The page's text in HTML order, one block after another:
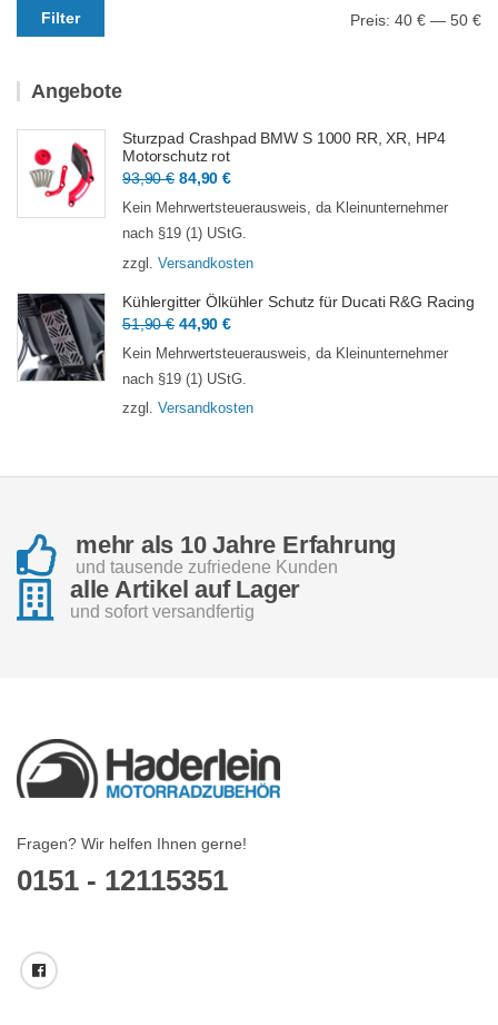
Min.
Preis
Max.
Preis
Filter Preis: 40 € — 50 €
Angebote
Sturzpad Crashpad BMW S 1000 RR, XR, HP4
Motorschutz rot
93,90€ Ursprünglicher
Preis
war:
93,90 €
84,90€Aktueller
Preis
ist:
84,90 €.
Kein Mehrwertsteuerausweis, da Kleinunternehmer
nach §19 (1) UStG.
zzgl. Versandkosten
Kühlergitter Ölkühler Schutz für Ducati R&G Racing
51,90€ Ursprünglicher
Preis
war:
51,90 €
44,90€Aktueller
Preis
ist:
44,90 €.
Kein Mehrwertsteuerausweis, da Kleinunternehmer
nach §19 (1) UStG.
zzgl. Versandkosten
mehr als 10 Jahre Erfahrung
und tausende zufriedene Kunden
alle Artikel auf Lager
und sofort versandfertig
Fragen? Wir helfen Ihnen gerne!
0151 - 12115351